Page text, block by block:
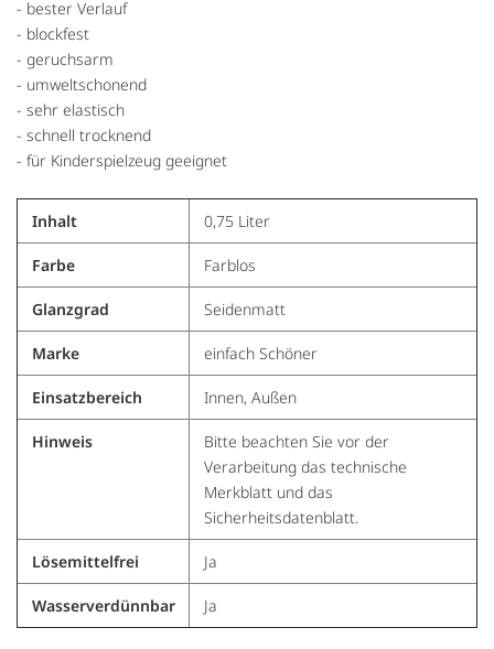
- bester Verlauf
- blockfest
- geruchsarm
- umweltschonend
- sehr elastisch
- schnell trocknend
- für Kinderspielzeug geeignet
Inhalt 0,75 Liter
Farbe Farblos
Glanzgrad Seidenmatt
Marke einfach Schöner
Einsatzbereich Innen, Außen
Hinweis
Bitte beachten Sie vor der
Verarbeitung das technische
Merkblatt und das
Sicherheitsdatenblatt.
Lösemittelfrei Ja
Wasserverdünnbar Ja